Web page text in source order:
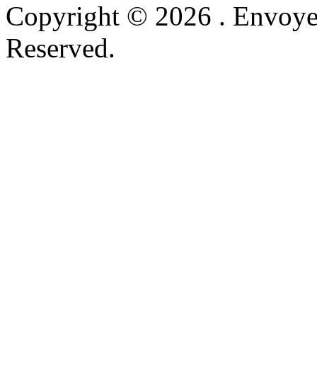
Copyright © 2026 .
Reserved.